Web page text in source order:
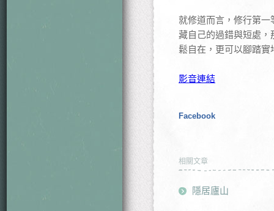
就修道而言，修行第
藏自己的過錯與短處
鬆自在，更可以腳踏
影音連結
Facebook
相關文章
隱居廬山